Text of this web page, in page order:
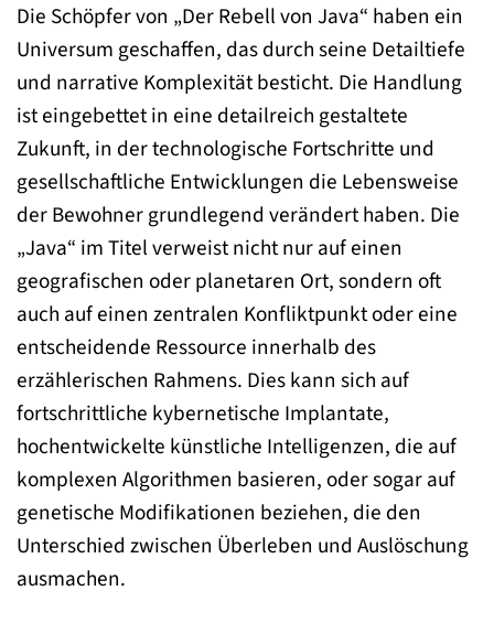
Die Schöpfer von „Der Rebell von Java“ haben ein
Universum geschaffen, das durch seine Detailtiefe
und narrative Komplexität besticht. Die Handlung
ist eingebettet in eine detailreich gestaltete
Zukunft, in der technologische Fortschritte und
gesellschaftliche Entwicklungen die Lebensweise
der Bewohner grundlegend verändert haben. Die
„Java“ im Titel verweist nicht nur auf einen
geografischen oder planetaren Ort, sondern oft
auch auf einen zentralen Konfliktpunkt oder eine
entscheidende Ressource innerhalb des
erzählerischen Rahmens. Dies kann sich auf
fortschrittliche kybernetische Implantate,
hochentwickelte künstliche Intelligenzen, die auf
komplexen Algorithmen basieren, oder sogar auf
genetische Modifikationen beziehen, die den
Unterschied zwischen Überleben und Auslöschung
ausmachen.